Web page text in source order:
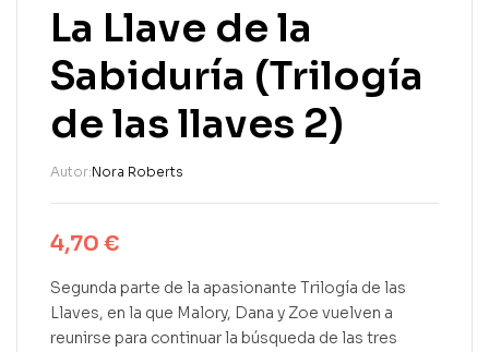
La Llave de la
Sabiduría (Trilogía
de las llaves 2)
Autor:Nora Roberts
4,70 €
Segunda parte de la apasionante Trilogía de las
Llaves, en la que Malory, Dana y Zoe vuelven a
reunirse para continuar la búsqueda de las tres